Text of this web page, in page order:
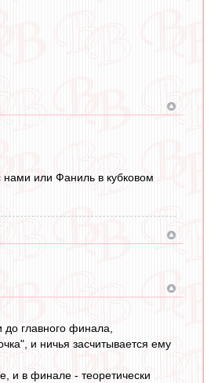
нами или Фаниль в кубковом
главного финала,
и ничья засчитывается ему
и в финале - теоретически